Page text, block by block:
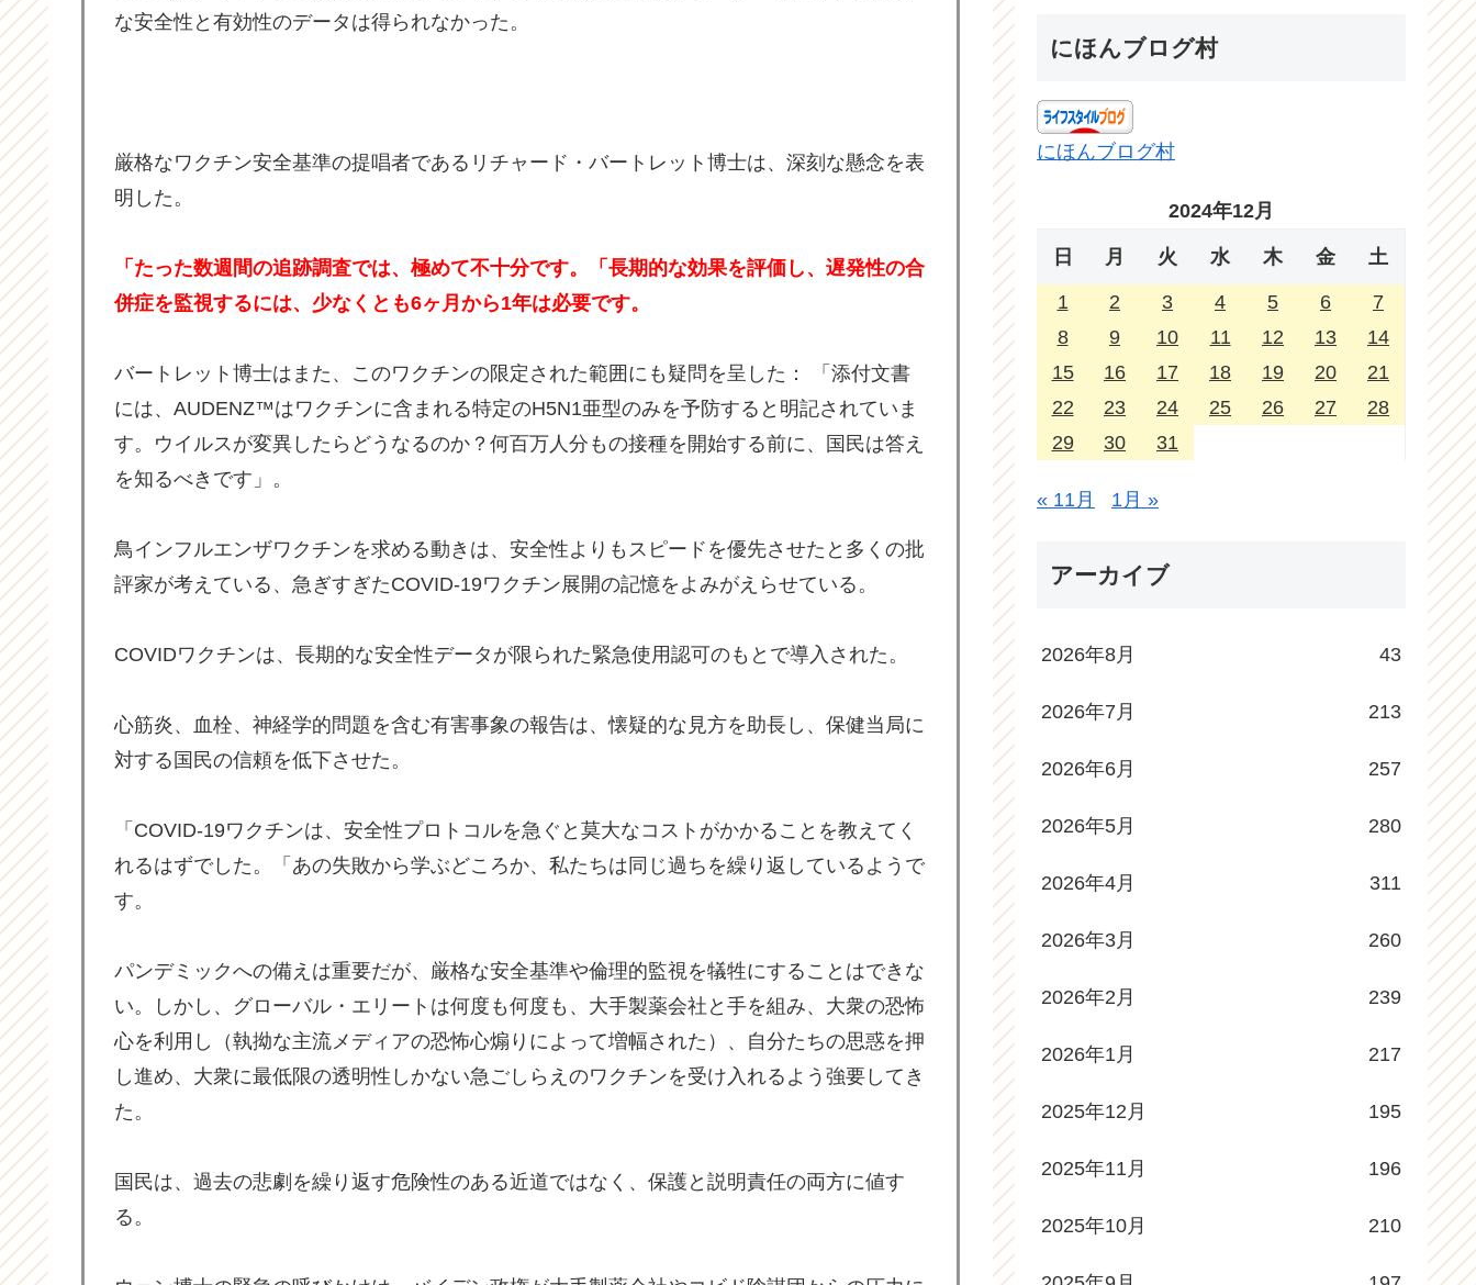
な安全性と有効性のデータは得られなかった。
厳格なワクチン安全基準の提唱者であるリチャード・バートレット博士は、深刻な懸念を表
明した。
「たった数週間の追跡調査では、極めて不十分です。「長期的な効果を評価し、遅発性の合
併症を監視するには、少なくとも6ヶ月から1年は必要です。
バートレット博士はまた、このワクチンの限定された範囲にも疑問を呈した： 「添付文書
には、AUDENZ™はワクチンに含まれる特定のH5N1亜型のみを予防すると明記されていま
す。ウイルスが変異したらどうなるのか？何百万人分もの接種を開始する前に、国民は答え
を知るべきです」。
鳥インフルエンザワクチンを求める動きは、安全性よりもスピードを優先させたと多くの批
評家が考えている、急ぎすぎたCOVID-19ワクチン展開の記憶をよみがえらせている。
COVIDワクチンは、長期的な安全性データが限られた緊急使用認可のもとで導入された。
心筋炎、血栓、神経学的問題を含む有害事象の報告は、懐疑的な見方を助長し、保健当局に
対する国民の信頼を低下させた。
「COVID-19ワクチンは、安全性プロトコルを急ぐと莫大なコストがかかることを教えてく
れるはずでした。「あの失敗から学ぶどころか、私たちは同じ過ちを繰り返しているようで
す。
パンデミックへの備えは重要だが、厳格な安全基準や倫理的監視を犠牲にすることはできな
い。しかし、グローバル・エリートは何度も何度も、大手製薬会社と手を組み、大衆の恐怖
心を利用し（執拗な主流メディアの恐怖心煽りによって増幅された）、自分たちの思惑を押
し進め、大衆に最低限の透明性しかない急ごしらえのワクチンを受け入れるよう強要してき
た。
国民は、過去の悲劇を繰り返す危険性のある近道ではなく、保護と説明責任の両方に値す
る。
にほんブログ村
にほんブログ村
2024年12月
日 月 火 水 木 金 土
1 2 3 4 5 6
7
8
9 10 11 12 13
14
15
16 17 18 19 20
21
22
23 24 25 26 27
28
29
30 31
« 11月 1月 »
アーカイブ
2026年8月 43
2026年7月 213
2026年6月 257
2026年5月 280
2026年4月 311
2026年3月 260
2026年2月 239
2026年1月 217
2025年12月 195
2025年11月 196
2025年10月 210